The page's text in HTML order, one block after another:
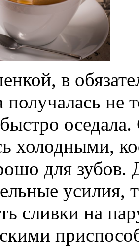
в
не
холодными,
для зубов.
усилия,
сливки на